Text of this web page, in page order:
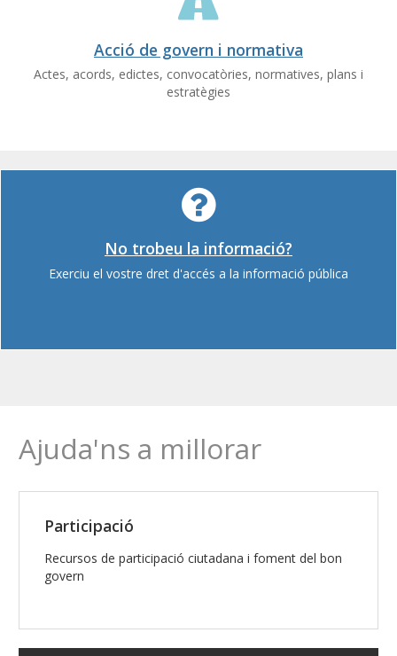
Acció de govern i normativa
Actes, acords, edictes, convocatòries, normatives, plans i
estratègies
No trobeu la informació?
Exerciu el vostre dret d'accés a la informació pública
Ajuda'ns a millorar
Participació
Recursos de participació ciutadana i foment del bon
govern